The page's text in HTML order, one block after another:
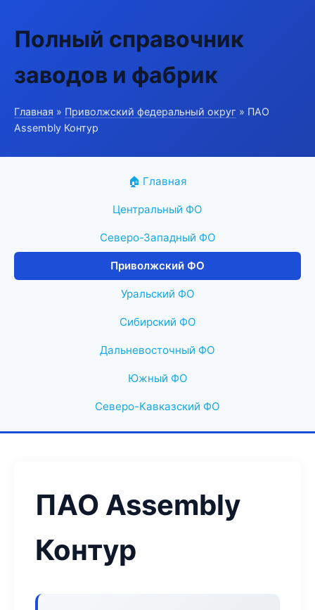
Полный справочник
заводов и фабрик
Главная » Приволжский федеральный округ » ПАО
Assembly Контур
🏠 Главная
Центральный ФО
Северо-Западный ФО
Приволжский ФО
Уральский ФО
Сибирский ФО
Дальневосточный ФО
Южный ФО
Северо-Кавказский ФО
ПАО Assembly
Контур